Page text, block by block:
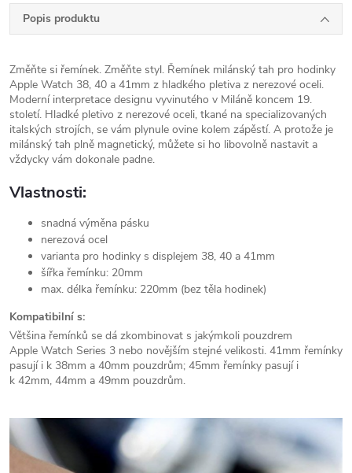
Popis produktu
Změňte si řemínek. Změňte styl. Řemínek milánský tah pro hodinky
Apple Watch 38, 40 a 41mm z hladkého pletiva z nerezové oceli.
Moderní interpretace designu vyvinutého v Miláně koncem 19.
století. Hladké pletivo z nerezové oceli, tkané na specializovaných
italských strojích, se vám plynule ovine kolem zápěstí. A protože je
milánský tah plně magnetický, můžete si ho libovolně nastavit a
vždycky vám dokonale padne.
Vlastnosti:
snadná výměna pásku
nerezová ocel
varianta pro hodinky s displejem 38, 40 a 41mm
šířka řemínku: 20mm
max. délka řemínku: 220mm (bez těla hodinek)
Kompatibilní s:
Většina řemínků se dá zkombinovat s jakýmkoli pouzdrem
Apple Watch Series 3 nebo novějším stejné velikosti. 41mm řemínky
pasují i k 38mm a 40mm pouzdrům; 45mm řemínky pasují i
k 42mm, 44mm a 49mm pouzdrům.